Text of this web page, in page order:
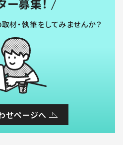
材・執筆をしてみませんか？
せページへ